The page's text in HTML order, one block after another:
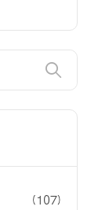
(107)